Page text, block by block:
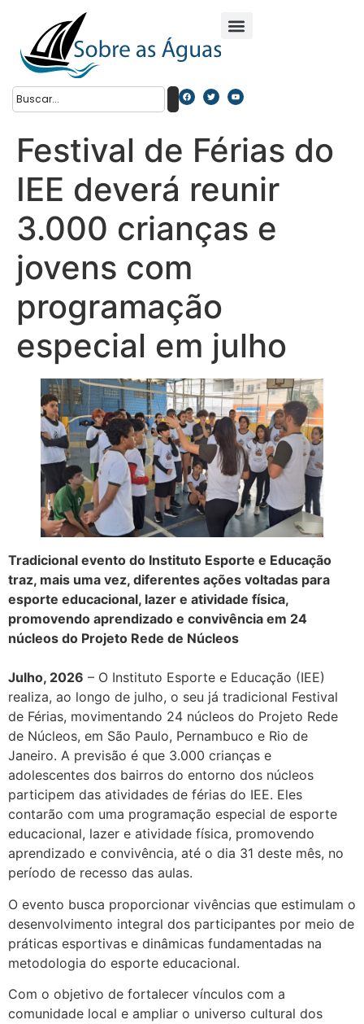
Festival de Férias do
IEE deverá reunir
3.000 crianças e
jovens com
programação
especial em julho
Tradicional evento do Instituto Esporte e Educação
traz, mais uma vez, diferentes ações voltadas para
esporte educacional, lazer e atividade física,
promovendo aprendizado e convivência em 24
núcleos do Projeto Rede de Núcleos
Julho, 2026 – O Instituto Esporte e Educação (IEE)
realiza, ao longo de julho, o seu já tradicional Festival
de Férias, movimentando 24 núcleos do Projeto Rede
de Núcleos, em São Paulo, Pernambuco e Rio de
Janeiro. A previsão é que 3.000 crianças e
adolescentes dos bairros do entorno dos núcleos
participem das atividades de férias do IEE. Eles
contarão com uma programação especial de esporte
educacional, lazer e atividade física, promovendo
aprendizado e convivência, até o dia 31 deste mês, no
período de recesso das aulas.
O evento busca proporcionar vivências que estimulam o
desenvolvimento integral dos participantes por meio de
práticas esportivas e dinâmicas fundamentadas na
metodologia do esporte educacional.
Com o objetivo de fortalecer vínculos com a
comunidade local e ampliar o universo cultural dos